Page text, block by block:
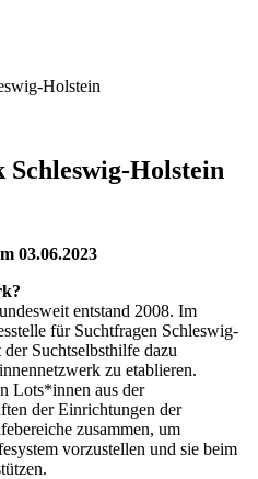
Holstein
Holstein
03.06.2023
entstand 2008. Im
für Suchtfragen Schleswig-
Suchtselbsthilfe dazu
zu etablieren.
Lots*innen aus der
der Einrichtungen der
zusammen, um
vorzustellen und sie beim